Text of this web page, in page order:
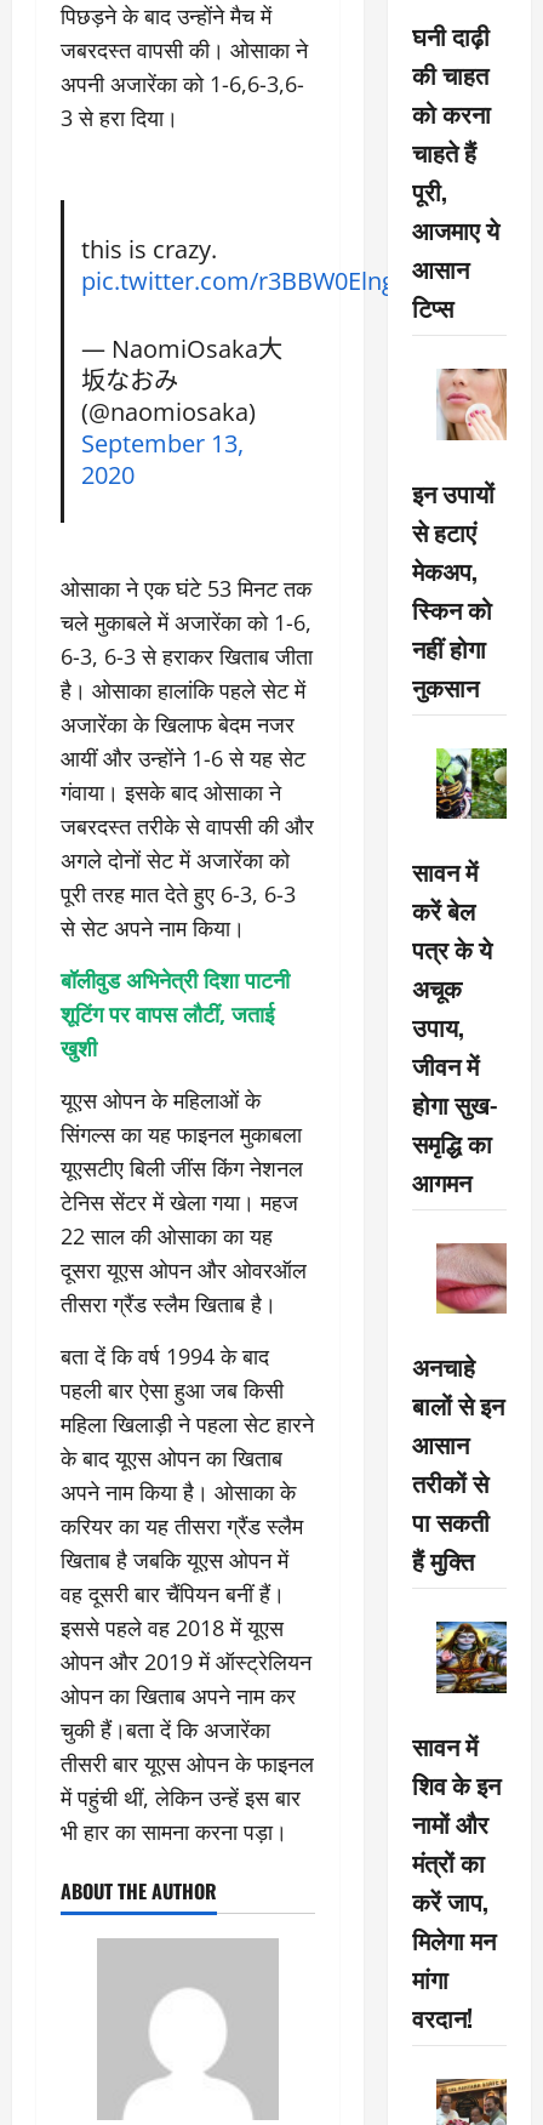
पिछड़ने के बाद उन्होंने मैच में
जबरदस्त वापसी की। ओसाका ने
अपनी अजारेंका को 1-6,6-3,6-
3 से हरा दिया।
this is crazy.
pic.twitter.com/r3BBW0Elng
— NaomiOsaka大
坂なおみ
(@naomiosaka)
September 13,
2020
ओसाका ने एक घंटे 53 मिनट तक
चले मुकाबले में अजारेंका को 1-6,
6-3, 6-3 से हराकर खिताब जीता
है। ओसाका हालांकि पहले सेट में
अजारेंका के खिलाफ बेदम नजर
आयीं और उन्होंने 1-6 से यह सेट
गंवाया। इसके बाद ओसाका ने
जबरदस्त तरीके से वापसी की और
अगले दोनों सेट में अजारेंका को
पूरी तरह मात देते हुए 6-3, 6-3
से सेट अपने नाम किया।
बॉलीवुड अभिनेत्री दिशा पाटनी
शूटिंग पर वापस लौटीं, जताई
खुशी
यूएस ओपन के महिलाओं के
सिंगल्स का यह फाइनल मुकाबला
यूएसटीए बिली जींस किंग नेशनल
टेनिस सेंटर में खेला गया। महज
22 साल की ओसाका का यह
दूसरा यूएस ओपन और ओवरऑल
तीसरा ग्रैंड स्लैम खिताब है।
बता दें कि वर्ष 1994 के बाद
पहली बार ऐसा हुआ जब किसी
महिला खिलाड़ी ने पहला सेट हारने
के बाद यूएस ओपन का खिताब
अपने नाम किया है। ओसाका के
करियर का यह तीसरा ग्रैंड स्लैम
खिताब है जबकि यूएस ओपन में
वह दूसरी बार चैंपियन बनीं हैं।
इससे पहले वह 2018 में यूएस
ओपन और 2019 में ऑस्ट्रेलियन
ओपन का खिताब अपने नाम कर
चुकी हैं।बता दें कि अजारेंका
तीसरी बार यूएस ओपन के फाइनल
में पहुंची थीं, लेकिन उन्हें इस बार
भी हार का सामना करना पड़ा।
ABOUT THE AUTHOR
घनी दाढ़ी
की चाहत
को करना
चाहते हैं
पूरी,
आजमाए ये
आसान
टिप्स
इन उपायों
से हटाएं
मेकअप,
स्किन को
नहीं होगा
नुकसान
सावन में
करें बेल
पत्र के ये
अचूक
उपाय,
जीवन में
होगा सुख-
समृद्धि का
आगमन
अनचाहे
बालों से इन
आसान
तरीकों से
पा सकती
हैं मुक्ति
सावन में
शिव के इन
नामों और
मंत्रों का
करें जाप,
मिलेगा मन
मांगा
वरदान!